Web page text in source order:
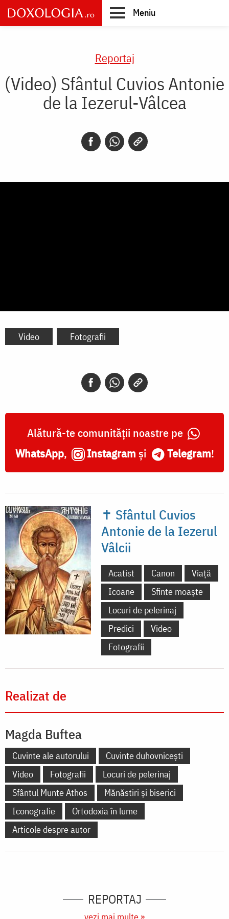
Skip
to
main
Meniu
Reportaj
(Video) Sfântul Cuvios Antonie
de la Iezerul-Vâlcea
Video Fotografii
Alătură-te comunității noastre pe
WhatsApp, Instagram și Telegram!
✝ Sfântul Cuvios
Antonie de la Iezerul
Vâlcii
Acatist Canon
Viață
Icoane
Sfinte moaște
Locuri de pelerinaj
Predici
Video
Fotografii
Realizat de
Magda Buftea
Cuvinte ale autorului
Cuvinte duhovnicești
Video
Fotografii
Locuri de pelerinaj
Sfântul Munte Athos
Mănăstiri și biserici
Iconografie
Ortodoxia în lume
Articole despre autor
REPORTAJ